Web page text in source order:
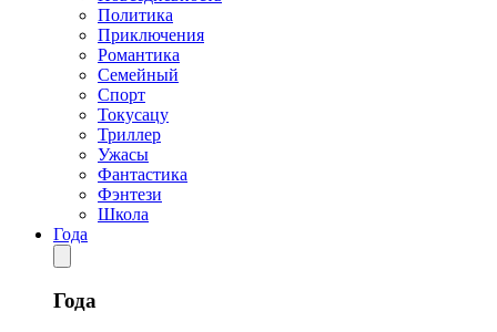
Политика
Приключения
Романтика
Семейный
Спорт
Токусацу
Триллер
Ужасы
Фантастика
Фэнтези
Школа
Года
Года